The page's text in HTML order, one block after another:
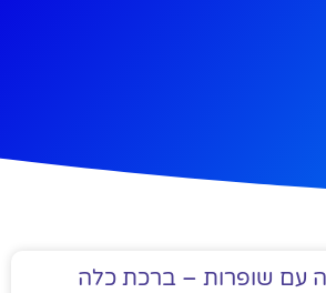
עם שופרות – ברכת כלה